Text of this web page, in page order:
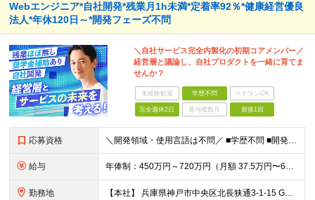
Webエンジニア*自社開発*残業月1h未満*定着率92％*健康経営優良
法人*年休120日～*開発フェーズ不問
＼自社サービス完全内製化の初期コアメンバー／
経営層と議論し、自社プロダクトを一緒に育てま
せんか？
未経験歓迎 学歴不問 ベテランOK
完全週休2日 賞与複数月 面接1回
応募資格 ＼開発領域・使用言語は不問／ ■学歴不問 ■開発経験3年以上 （例：TypeScript/Next.js/Flutter/Python/Djangoなど） ★こんな方を歓迎します！ ・「特定領域だけ
給与 年俸制：450万円～720万円（月額 37.5万円〜60万円） ※経験・スキル・前職給与を最大限考慮の上、決定いたします。 ※試用期間6ヶ月あり（期間中は資格取得等各種補助および奨学金支援手当は対象
勤務地 【本社】 兵庫県神戸市中央区北長狭通3-1-15 Gビル神戸三宮3F ※転勤はありません ※(変更の範囲)上記を除く当社関連勤務地